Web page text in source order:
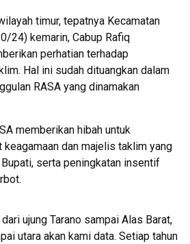
timur, tepatnya Kecamatan
24) kemarin, Cabup Rafiq
perhatian terhadap
Hal ini sudah dituangkan dalam
RASA yang dinamakan
memberikan hibah untuk
dan majelis taklim yang
serta peningkatan insentif
ujung Tarano sampai Alas Barat,
utara akan kami data. Setiap tahun